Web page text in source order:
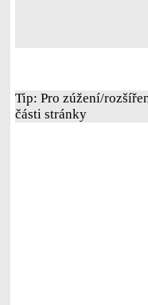
Tip: Pro zúžení/
části stránky